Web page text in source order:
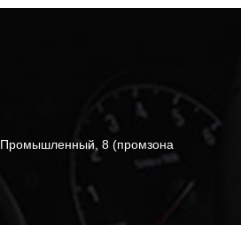
Промышленный, 8 (промзона